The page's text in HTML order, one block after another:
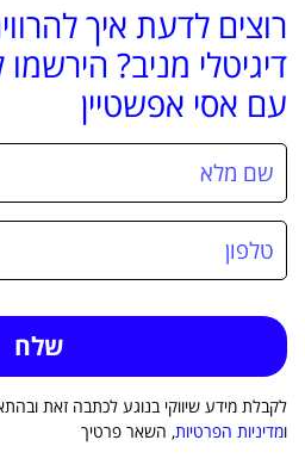
רוצים לדעת איך
דיגיטלי מניב? הירשמו
עם אסי אפשטיין
לקבלת מידע שיווקי בנוגע לכתבה זאת
ומדיניות הפרטיות, השאר פרטיך